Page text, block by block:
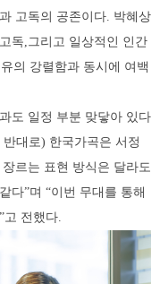
고독의 공존이다. 박혜상
독,그리고 일상적인 인간
의 강렬함과 동시에 여백
도 일정 부분 맞닿아 있다
대로) 한국가곡은 서정
르는 표현 방식은 달라도
다”며 “이번 무대를 통해
고 전했다.